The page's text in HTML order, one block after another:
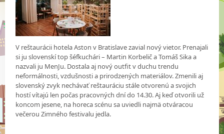
V reštaurácii hotela Aston v Bratislave zavial nový vietor. Prenajali
si ju slovenskí top šéfkuchári – Martin Korbelič a Tomáš Sika a
nazvali ju MenJu. Dostala aj nový outfit v duchu trendu
neformálnosti, vzdušnosti a prirodzených materiálov. Zmenili aj
slovenský zvyk nechávať reštauráciu stále otvorenú a svojich
hostí vítajú len počas pracovných dní do 14.30. Aj keď otvorili už
koncom jesene, na horeca scénu sa uviedli najmä otváracou
večerou Zimného festivalu jedla.